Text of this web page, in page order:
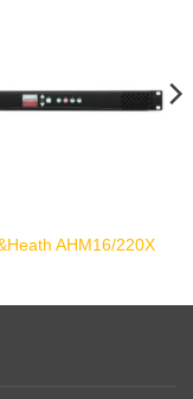
AHM16/220X